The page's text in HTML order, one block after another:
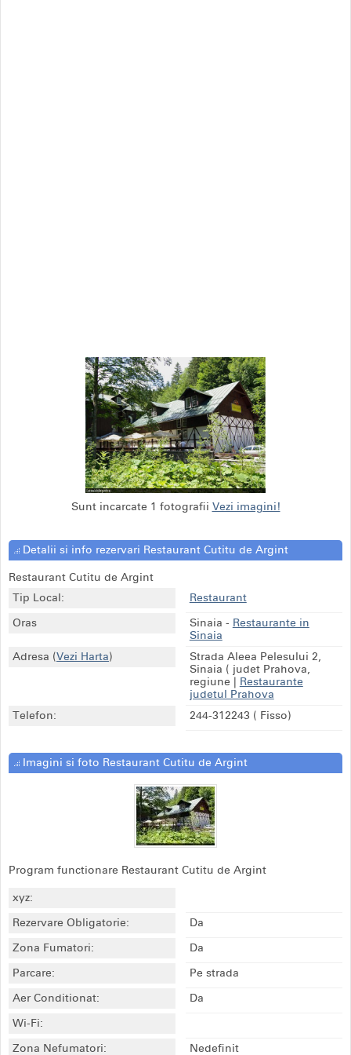
Sunt incarcate 1 fotografii Vezi imagini!
Detalii si info rezervari Restaurant Cutitu de Argint
Restaurant Cutitu de Argint
Tip Local:
Restaurant
Oras
Sinaia - Restaurante in
Sinaia
Adresa (Vezi Harta)
Strada Aleea Pelesului 2,
Sinaia ( judet Prahova,
regiune | Restaurante
judetul Prahova
Telefon:
244-312243 ( Fisso)
Imagini si foto Restaurant Cutitu de Argint
Program functionare Restaurant Cutitu de Argint
xyz:
Rezervare Obligatorie:
Da
Zona Fumatori:
Da
Parcare:
Pe strada
Aer Conditionat:
Da
Wi-Fi:
Zona Nefumatori:
Nedefinit